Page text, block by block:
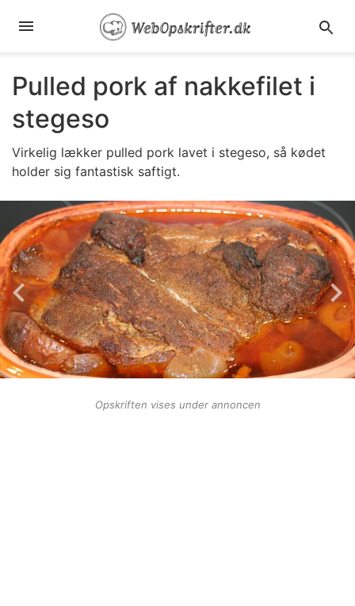
Pulled pork af nakkefilet i
stegeso
Virkelig lækker pulled pork lavet i stegeso, så kødet
holder sig fantastisk saftigt.
Opskriften vises under annoncen